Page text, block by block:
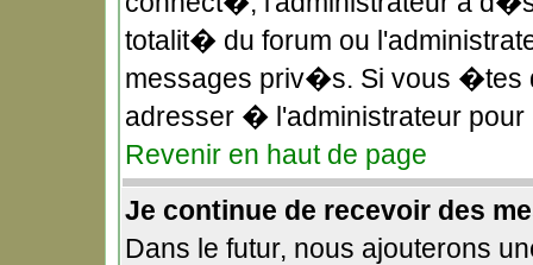
totalit� du forum ou
messages priv�s. Si vous �tes
adresser � l'administrateur
Revenir en haut de page
Je continue de recevoir des
Dans le futur, nous ajouterons